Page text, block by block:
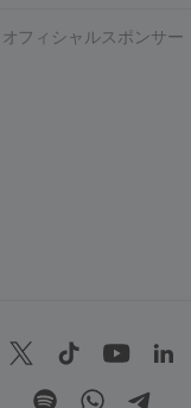
オフィシャルスポンサー